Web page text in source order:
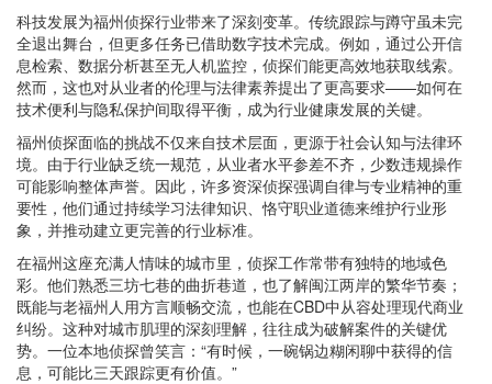
科技发展为福州侦探行业带来了深刻变革。传统跟踪与蹲守虽未完
全退出舞台，但更多任务已借助数字技术完成。例如，通过公开信
息检索、数据分析甚至无人机监控，侦探们能更高效地获取线索。
然而，这也对从业者的伦理与法律素养提出了更高要求——如何在
技术便利与隐私保护间取得平衡，成为行业健康发展的关键。
福州侦探面临的挑战不仅来自技术层面，更源于社会认知与法律环
境。由于行业缺乏统一规范，从业者水平参差不齐，少数违规操作
可能影响整体声誉。因此，许多资深侦探强调自律与专业精神的重
要性，他们通过持续学习法律知识、恪守职业道德来维护行业形
象，并推动建立更完善的行业标准。
在福州这座充满人情味的城市里，侦探工作常带有独特的地域色
彩。他们熟悉三坊七巷的曲折巷道，也了解闽江两岸的繁华节奏；
既能与老福州人用方言顺畅交流，也能在CBD中从容处理现代商业
纠纷。这种对城市肌理的深刻理解，往往成为破解案件的关键优
势。一位本地侦探曾笑言：“有时候，一碗锅边糊闲聊中获得的信
息，可能比三天跟踪更有价值。”